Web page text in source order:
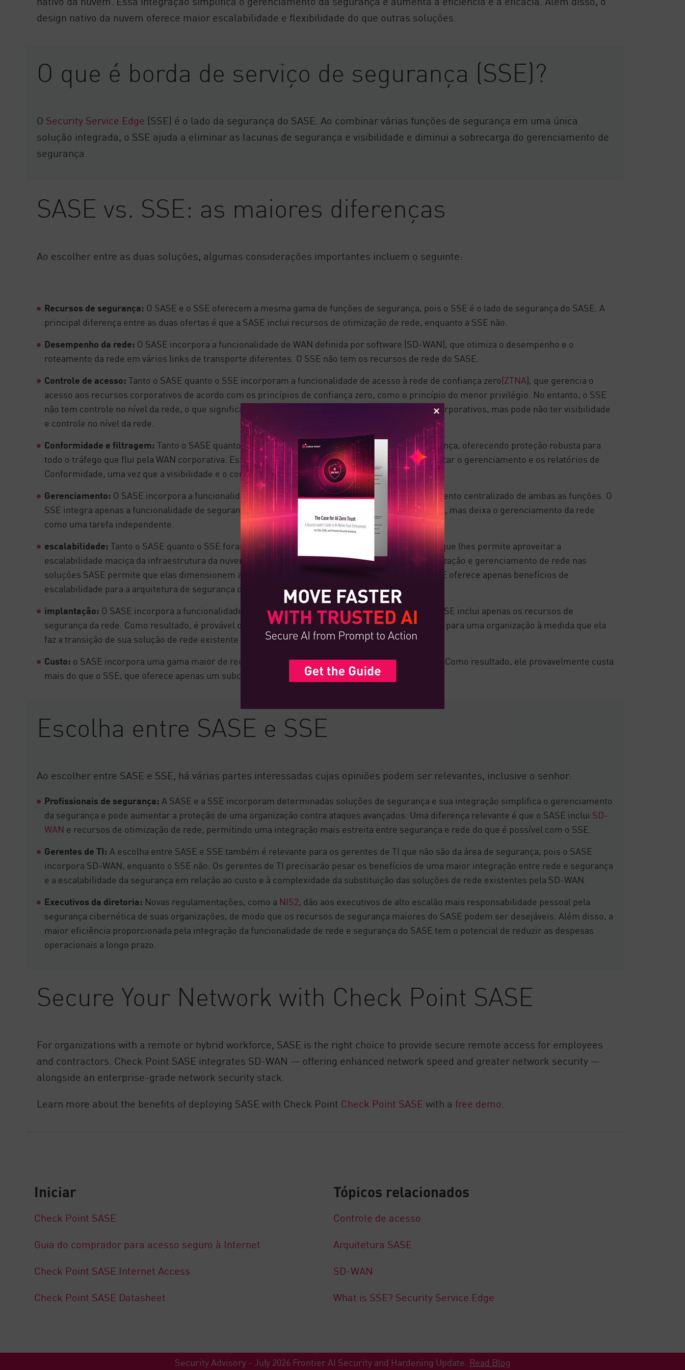
AI Agent Security
design nativo da nuvem oferece maior escalabilidade e flexibilidade do que outras soluções.
O que é borda de serviço de segurança (SSE)?
O Security Service Edge (SSE) é o lado da segurança do SASE. Ao combinar várias funções de segurança em uma única
solução integrada, o SSE ajuda a eliminar as lacunas de segurança e visibilidade e diminui a sobrecarga do gerenciamento de
segurança.
SASE vs. SSE: as maiores diferenças
Ao escolher entre as duas soluções, algumas considerações importantes incluem o seguinte:
Recursos de segurança: O SASE e o SSE oferecem a mesma gama de funções de segurança, pois o SSE é o lado de segurança do SASE. A
principal diferença entre as duas ofertas é que a SASE inclui recursos de otimização de rede, enquanto a SSE não.
Desempenho da rede: O SASE incorpora a funcionalidade de WAN definida por software (SD-WAN), que otimiza o desempenho e o
roteamento da rede em vários links de transporte diferentes. O SSE não tem os recursos de rede do SASE.
Controle de acesso: Tanto o SASE quanto o SSE incorporam a funcionalidade de acesso à rede de confiança zero(ZTNA), que gerencia o
acesso aos recursos corporativos de acordo com os princípios de confiança zero, como o princípio do menor privilégio. No entanto, o SSE
não tem controle no nível da rede, o que significa que ele pode gerenciar o acesso aos recursos corporativos, mas pode não ter visibilidade
e controle no nível da rede.
Conformidade e filtragem: Tanto o SASE quanto o SSE incorporam as mesmas funções de segurança, oferecendo proteção robusta para
todo o tráfego que flui pela WAN corporativa. Essa integração também tem o benefício de simplificar o gerenciamento e os relatórios de
Conformidade, uma vez que a visibilidade e o controle são centralizados em uma única plataforma.
Gerenciamento: O SASE incorpora a funcionalidade de rede e segurança, permitindo o gerenciamento centralizado de ambas as funções. O
SSE integra apenas a funcionalidade de segurança, o que aprimora o gerenciamento da segurança, mas deixa o gerenciamento da rede
como uma tarefa independente.
escalabilidade: Tanto o SASE quanto o SSE foram projetados como soluções nativas da nuvem, o que lhes permite aproveitar a
escalabilidade maciça da infraestrutura da nuvem. No entanto, a integração dos recursos de otimização e gerenciamento de rede nas
soluções SASE permite que elas dimensionem as funções de rede e de segurança, enquanto a SSE oferece apenas benefícios de
escalabilidade para a arquitetura de segurança de uma organização.
implantação: O SASE incorpora a funcionalidade de segurança e otimização da rede, enquanto o SSE inclui apenas os recursos de
segurança da rede. Como resultado, é provável que a implementação do SASE seja mais complexa para uma organização à medida que ela
faz a transição de sua solução de rede existente para os recursos integrados de SD-WAN do SASE.
Custo: o SASE incorpora uma gama maior de recursos, incluindo segurança e otimização de rede. Como resultado, ele provavelmente custa
mais do que o SSE, que oferece apenas um subconjunto dos recursos do SASE.
Escolha entre SASE e SSE
Ao escolher entre SASE e SSE, há várias partes interessadas cujas opiniões podem ser relevantes, inclusive o senhor:
Profissionais de segurança: A SASE e a SSE incorporam determinadas soluções de segurança e sua integração simplifica o gerenciamento
da segurança e pode aumentar a proteção de uma organização contra ataques avançados. Uma diferença relevante é que o SASE inclui SD-
WAN e recursos de otimização de rede, permitindo uma integração mais estreita entre segurança e rede do que é possível com o SSE.
Gerentes de TI: A escolha entre SASE e SSE também é relevante para os gerentes de TI que não são da área de segurança, pois o SASE
incorpora SD-WAN, enquanto o SSE não. Os gerentes de TI precisarão pesar os benefícios de uma maior integração entre rede e segurança
e a escalabilidade da segurança em relação ao custo e à complexidade da substituição das soluções de rede existentes pela SD-WAN.
Executivos da diretoria: Novas regulamentações, como a NIS2, dão aos executivos de alto escalão mais responsabilidade pessoal pela
segurança cibernética de suas organizações, de modo que os recursos de segurança maiores do SASE podem ser desejáveis. Além disso, a
maior eficiência proporcionada pela integração da funcionalidade de rede e segurança do SASE tem o potencial de reduzir as despesas
operacionais a longo prazo.
Secure Your Network with Check Point SASE
For organizations with a remote or hybrid workforce, SASE is the right choice to provide secure remote access for employees
and contractors. Check Point SASE integrates SD-WAN — offering enhanced network speed and greater network security —
alongside an enterprise-grade network security stack.
Learn more about the benefits of deploying SASE with Check Point Check Point SASE with a free demo
Iniciar
Check Point SASE
Guia do comprador para acesso seguro à Internet
Check Point SASE Internet Access
Check Point SASE Datasheet
Tópicos relacionados
Controle de acesso
Arquitetura SASE
SD-WAN
What is SSE? Security Service Edge
Security Advisory - July 2026 Frontier AI Security and Hardening Update. Read Blog